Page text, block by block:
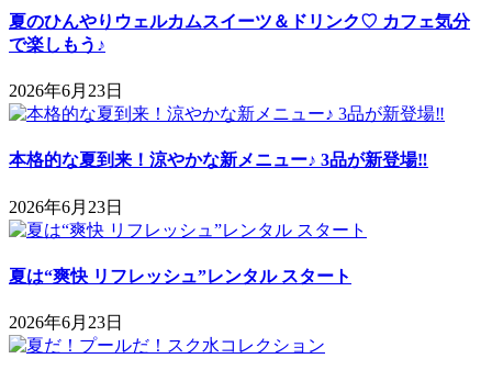
夏のひんやりウェルカムスイーツ＆ドリンク♡ カフェ気分
で楽しもう♪
2026年6月23日
本格的な夏到来！涼やかな新メニュー♪ 3品が新登場‼
2026年6月23日
夏は“爽快 リフレッシュ”レンタル スタート
2026年6月23日